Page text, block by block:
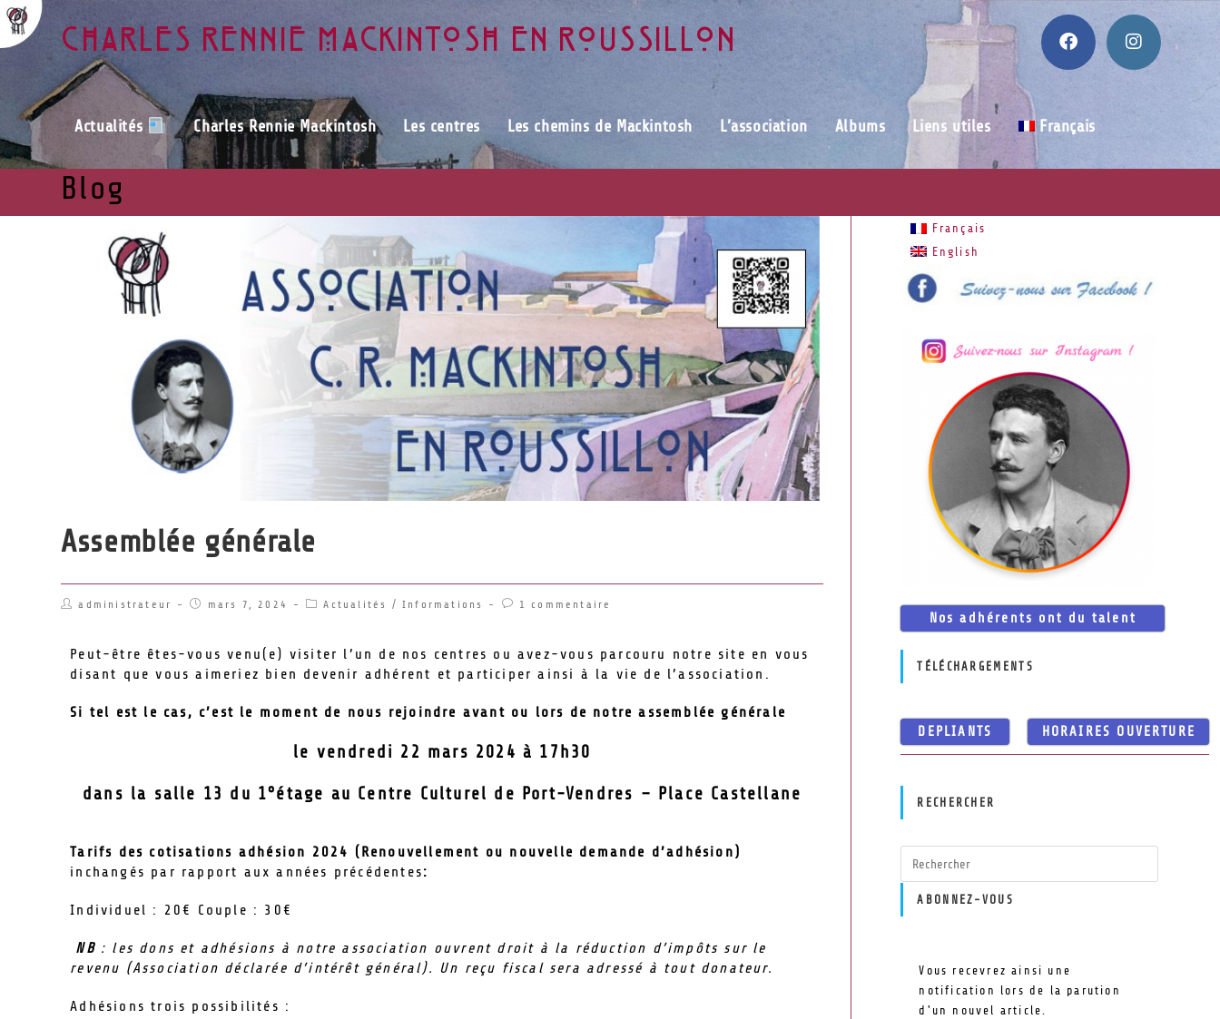
Charles Rennie Mackintosh en Roussillon
Actualités Charles Rennie Mackintosh Les centres Les chemins de Mackintosh L’association Albums Liens utiles Français
Blog
Assemblée générale
administrateur mars 7, 2024 Actualités / Informations 1 commentaire
Peut-être êtes-vous venu(e) visiter l’un de nos centres ou avez-vous parcouru notre site en vous
disant que vous aimeriez bien devenir adhérent et participer ainsi à la vie de l’association.
Si tel est le cas, c’est le moment de nous rejoindre avant ou lors de notre assemblée générale
le vendredi 22 mars 2024 à 17h30
dans la salle 13 du 1°étage au Centre Culturel de Port-Vendres – Place Castellane
Tarifs des cotisations adhésion 2024 (Renouvellement ou nouvelle demande d’adhésion)
inchangés par rapport aux années précédentes:
Individuel : 20€ Couple : 30€
NB : les dons et adhésions à notre association ouvrent droit à la réduction d’impôts sur le
revenu (Association déclarée d’intérêt général). Un reçu fiscal sera adressé à tout donateur.
Adhésions trois possibilités :
Français
English
Nos adhérents ont du talent
TÉLÉCHARGEMENTS
DEPLIANTS HORAIRES OUVERTURE
RECHERCHER
ABONNEZ-VOUS
Vous recevrez ainsi une
notification lors de la parution
d'un nouvel article.